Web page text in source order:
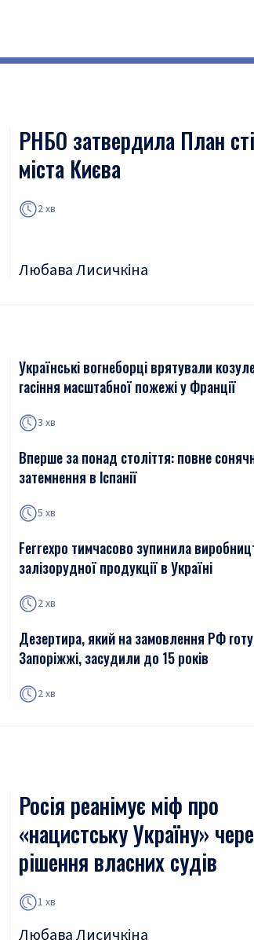
РНБО затвердила План
міста Києва
2 хв
Любава Лисичкіна
Українські вогнеборці врятували
гасіння масштабної пожежі у Франції
3 хв
Вперше за понад століття: повне
затемнення в Іспанії
5 хв
Ferrexpo тимчасово зупинила
залізорудної продукції в Україні
2 хв
Дезертира, який на замовлення РФ
Запоріжжі, засудили до 15 років
2 хв
Росія реанімує міф про
«нацистську Україну»
рішення власних судів
1 хв
Любава Лисичкіна